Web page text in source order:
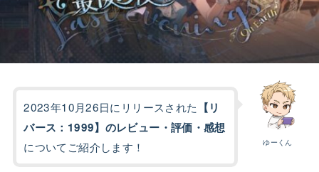
ゆーくん
2023年10月26日にリリースされた 【リ
バース：1999】のレビュー・評価・感想
についてご紹介します！